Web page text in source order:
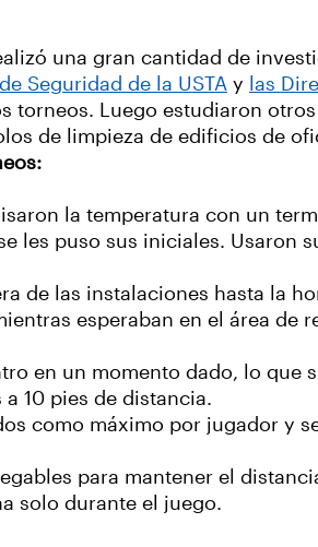
una gran cantidad de
Seguridad de la USTA y las
torneos. Luego estudiaron
de limpieza de edificios de
la temperatura con un
les puso sus iniciales. Usaron
de las instalaciones hasta la
esperaban en el área de
en un momento dado, lo que
10 pies de distancia.
como máximo por jugador y
para mantener el
solo durante el juego.